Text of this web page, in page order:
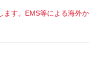
ます。EMS等による海外